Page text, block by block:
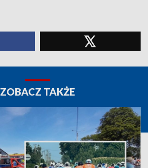
ZOBACZ TAKŻE